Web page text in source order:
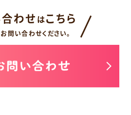
わせ はこちら
問い合わせください。